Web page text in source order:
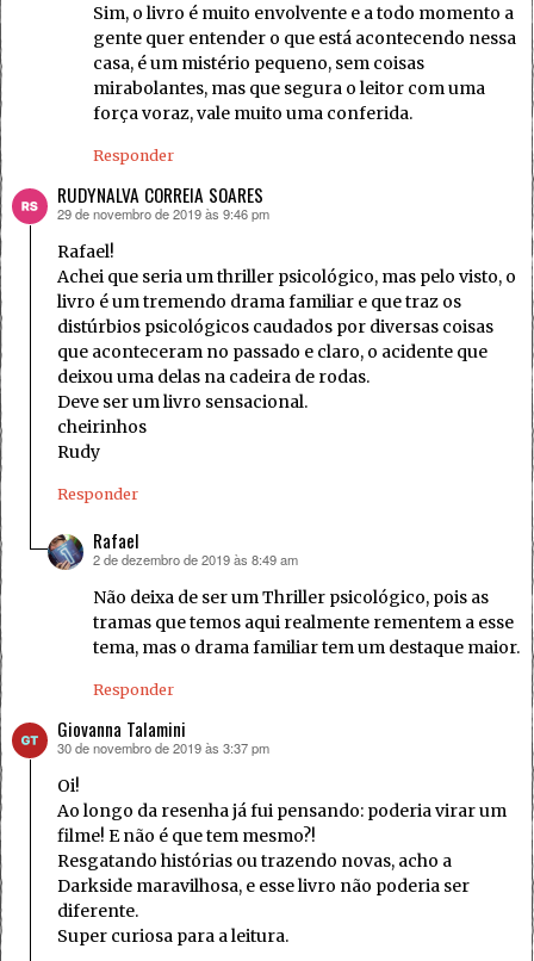
Sim, o livro é muito envolvente e a todo momento a
gente quer entender o que está acontecendo nessa
casa, é um mistério pequeno, sem coisas
mirabolantes, mas que segura o leitor com uma
força voraz, vale muito uma conferida.
Responder
RUDYNALVA CORREIA SOARES
disse:
29 de novembro de 2019 às 9:46 pm
Rafael!
Achei que seria um thriller psicológico, mas pelo visto, o
livro é um tremendo drama familiar e que traz os
distúrbios psicológicos caudados por diversas coisas
que aconteceram no passado e claro, o acidente que
deixou uma delas na cadeira de rodas.
Deve ser um livro sensacional.
cheirinhos
Rudy
Responder
Rafael
disse:
2 de dezembro de 2019 às 8:49 am
Não deixa de ser um Thriller psicológico, pois as
tramas que temos aqui realmente rementem a esse
tema, mas o drama familiar tem um destaque maior.
Responder
Giovanna Talamini
disse:
30 de novembro de 2019 às 3:37 pm
Oi!
Ao longo da resenha já fui pensando: poderia virar um
filme! E não é que tem mesmo?!
Resgatando histórias ou trazendo novas, acho a
Darkside maravilhosa, e esse livro não poderia ser
diferente.
Super curiosa para a leitura.